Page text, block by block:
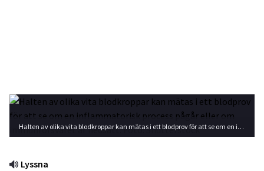
Halten av olika vita blodkroppar kan mätas i ett blodprov för att se om en inflammatorisk process pågår eller om immunförsvaret är nedsatt. Foto: Shutterstock
Lyssna